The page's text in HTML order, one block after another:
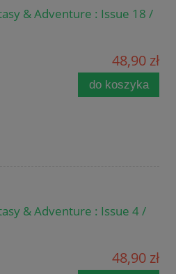
& Adventure : Issue 18 /
48,90 zł
do koszyka
& Adventure : Issue 4 /
48,90 zł